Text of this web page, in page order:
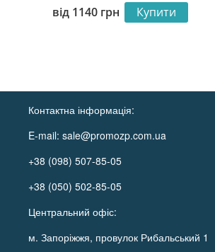
від 1140 грн Купити
Контактна інформація:
E-mail:sale@promozp.com.ua
+38 (098) 507-85-05
+38 (050) 502-85-05
Центральний офіс:
м. Запоріжжя, провулок Рибальський 1